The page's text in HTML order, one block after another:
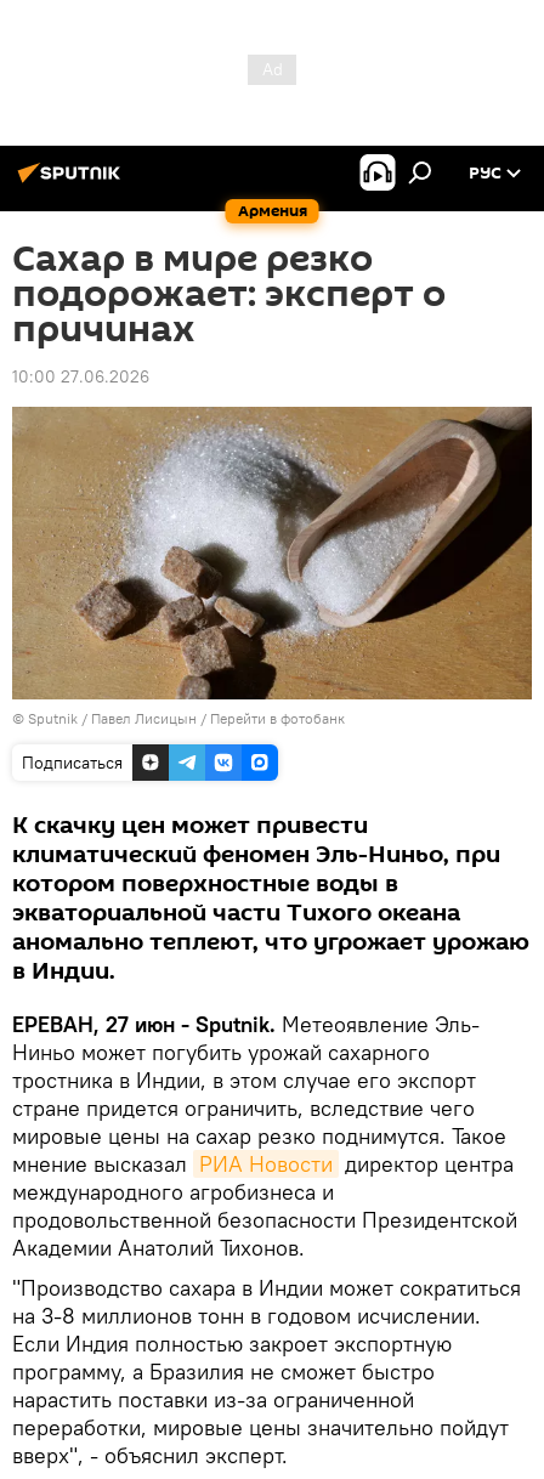
Армения
РУС
Сахар в мире резко
подорожает: эксперт о
причинах
10:00 27.06.2026
© Sputnik / Павел Лисицын / Перейти в фотобанк
Подписаться
К скачку цен может привести
климатический феномен Эль-Ниньо, при
котором поверхностные воды в
экваториальной части Тихого океана
аномально теплеют, что угрожает урожаю
в Индии.
ЕРЕВАН, 27 июн - Sputnik. Метеоявление Эль-
Ниньо может погубить урожай сахарного
тростника в Индии, в этом случае его экспорт
стране придется ограничить, вследствие чего
мировые цены на сахар резко поднимутся. Такое
мнение высказал РИА Новости директор центра
международного агробизнеса и
продовольственной безопасности Президентской
Академии Анатолий Тихонов.
"Производство сахара в Индии может сократиться
на 3-8 миллионов тонн в годовом исчислении.
Если Индия полностью закроет экспортную
программу, а Бразилия не сможет быстро
нарастить поставки из-за ограниченной
переработки, мировые цены значительно пойдут
вверх", - объяснил эксперт.